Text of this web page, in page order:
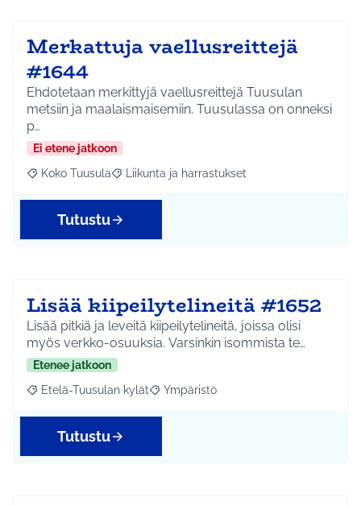
Merkattuja vaellusreittejä
#1644
Ehdotetaan merkittyjä vaellusreittejä Tuusulan
metsiin ja maalaismaisemiin. Tuusulassa on onneksi
p…
Ei etene jatkoon
Rajaa tulokset aihepiirin mukaan: Koko Tuusula
Koko Tuusula Rajaa tulokset teeman mukaan: Liikunta ja
Liikunta ja harrastukset
Tutustu
Lisää kiipeilytelineitä #1652
Lisää pitkiä ja leveitä kiipeilytelineitä, joissa olisi
myös verkko-osuuksia. Varsinkin isommista te…
Etenee jatkoon
Rajaa tulokset aihepiirin mukaan: Etelä-Tuusulan kylät
Etelä-Tuusulan kylät Rajaa tulokset teeman mukaan:
Ympäristö
Tutustu